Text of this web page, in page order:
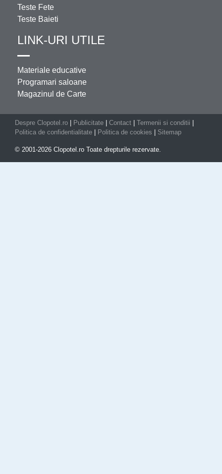
Teste Fete
Teste Baieti
LINK-URI UTILE
Materiale educative
Programari saloane
Magazinul de Carte
Despre Clopotel.ro Publicitate Contact Termenii si conditii
Politica de confidentialitate
Politica de cookies Sitemap
© 2001-2026 Clopotel.ro Toate drepturile rezervate.